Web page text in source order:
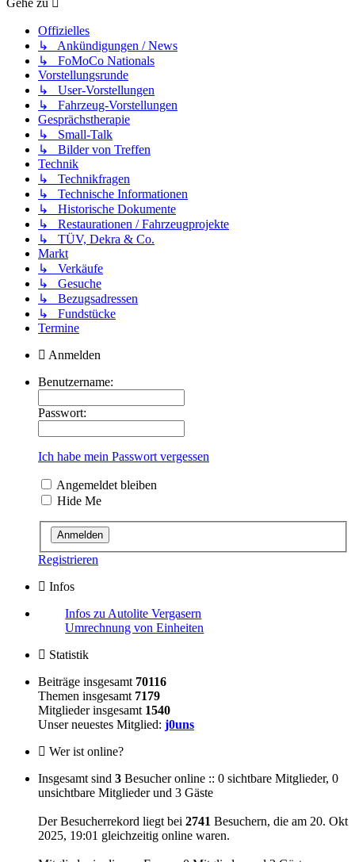
Offizielles
↳ Ankündigungen / News
↳ FoMoCo Nationals
Vorstellungsrunde
↳ User-Vorstellungen
↳ Fahrzeug-Vorstellungen
Gesprächstherapie
↳ Small-Talk
↳ Bilder von Treffen
Technik
↳ Technikfragen
↳ Technische Informationen
↳ Historische Dokumente
↳ Restaurationen / Fahrzeugprojekte
↳ TÜV, Dekra & Co.
Markt
↳ Verkäufe
↳ Gesuche
↳ Bezugsadressen
↳ Fundstücke
Termine
Anmelden
Benutzername:
Passwort:
Ich habe mein Passwort vergessen
Angemeldet bleiben
Hide Me
Registrieren
Infos
Infos zu Autolite Vergasern
Umrechnung von Einheiten
Statistik
Beiträge insgesamt 70116
Themen insgesamt 7179
Mitglieder insgesamt 1540
Unser neuestes Mitglied: j0uns
Wer ist online?
Insgesamt sind 3 Besucher online :: 0 sichtbare Mitglieder, 0
unsichtbare Mitglieder und 3 Gäste
Der Besucherrekord liegt bei 2741 Besuchern, die am 20. Okt
2025, 19:01 gleichzeitig online waren.